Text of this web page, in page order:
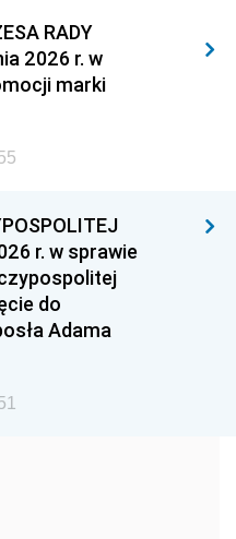
2009
2006
1994
1991
1985
RADY
2026 r. w
marki
r. w sprawie
do
Adama